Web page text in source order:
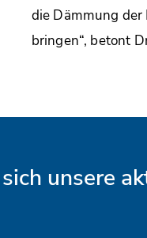
die Dämmung
bringen“, betont
unsere